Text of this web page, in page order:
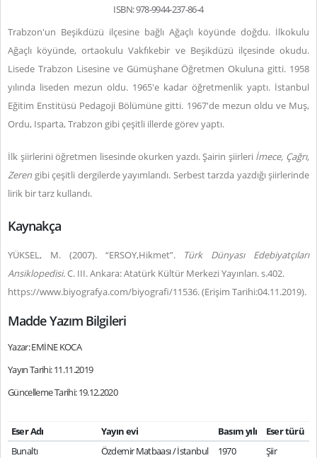
ISBN: 978-9944-237-86-4
Trabzon'un Beşikdüzü ilçesine bağlı Ağaçlı köyünde doğdu. İlkokulu
Ağaçlı köyünde, ortaokulu Vakfıkebir ve Beşikdüzü ilçesinde okudu.
Lisede Trabzon Lisesine ve Gümüşhane Öğretmen Okuluna gitti. 1958
yılında liseden mezun oldu. 1965'e kadar öğretmenlik yaptı. İstanbul
Eğitim Enstitüsü Pedagoji Bölümüne gitti. 1967'de mezun oldu ve Muş,
Ordu, Isparta, Trabzon gibi çeşitli illerde görev yaptı.
İlk şiirlerini öğretmen lisesinde okurken yazdı. Şairin şiirleri İmece, Çağrı,
Zeren gibi çeşitli dergilerde yayımlandı. Serbest tarzda yazdığı şiirlerinde
lirik bir tarz kullandı.
Kaynakça
YÜKSEL, M. (2007). “ERSOY,Hikmet”. Türk Dünyası Edebiyatçıları
Ansiklopedisi.C. III. Ankara: Atatürk Kültür Merkezi Yayınları. s.402.
https://www.biyografya.com/biyografi/11536. (Erişim Tarihi:04.11.2019).
Madde Yazım Bilgileri
Yazar: EMİNE KOCA
Yayın Tarihi: 11.11.2019
Güncelleme Tarihi: 19.12.2020
Eser Adı Yayın evi Basım yılı
Eser türü
Bunaltı
Özdemir Matbaası / İstanbul 1970
Şiir